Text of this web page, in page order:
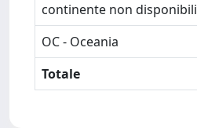
continente non disponibili
OC - Oceania
Totale